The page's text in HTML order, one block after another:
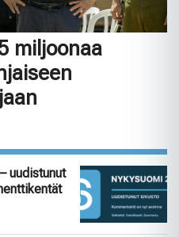
miljoonaa
uudistunut